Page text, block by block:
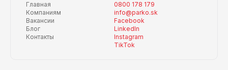
Главная
Компаниям
Вакансии
Блог
Контакты
0800 178 179
info@parko.sk
Facebook
LinkedIn
Instagram
TikTok